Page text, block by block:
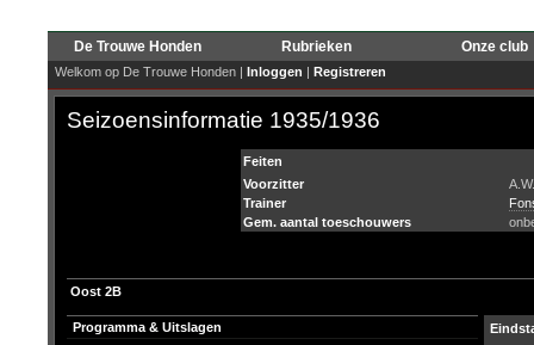
De Trouwe Honden Rubrieken Onze club
Welkom op De Trouwe Honden | Inloggen | Registreren
Seizoensinformatie 1935/1936
Feiten
Voorzitter
Trainer
Gem. aantal toeschouwers
Oost 2B
Programma & Uitslagen